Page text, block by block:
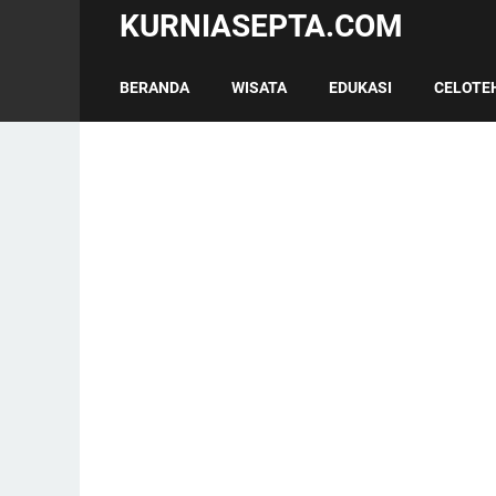
KURNIASEPTA.COM
BERANDA WISATA EDUKASI